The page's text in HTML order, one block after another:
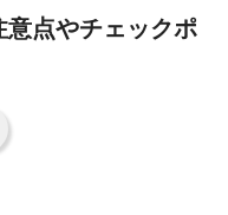
意点やチェックポ